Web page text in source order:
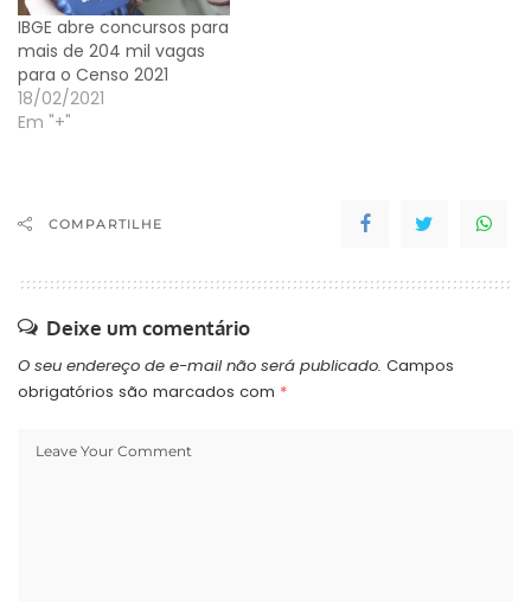
IBGE abre concursos para
mais de 204 mil vagas
para o Censo 2021
18/02/2021
Em "+"
COMPARTILHE
Deixe um comentário
O seu endereço de e-mail não será publicado. Campos
obrigatórios são marcados com *